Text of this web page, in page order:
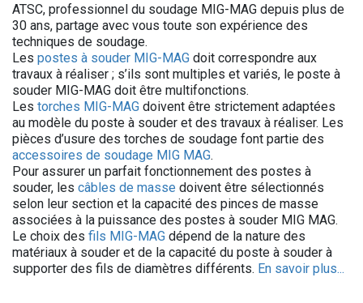
ATSC, professionnel du soudage MIG-MAG depuis plus de
30 ans, partage avec vous toute son expérience des
techniques de soudage.
Les postes à souder MIG-MAG doit correspondre aux
travaux à réaliser ; s’ils sont multiples et variés, le poste à
souder MIG-MAG doit être multifonctions.
Les torches MIG-MAG doivent être strictement adaptées
au modèle du poste à souder et des travaux à réaliser. Les
pièces d’usure des torches de soudage font partie des
accessoires de soudage MIG MAG.
Pour assurer un parfait fonctionnement des postes à
souder, les câbles de masse doivent être sélectionnés
selon leur section et la capacité des pinces de masse
associées à la puissance des postes à souder MIG MAG.
Le choix des fils MIG-MAG dépend de la nature des
matériaux à souder et de la capacité du poste à souder à
supporter des fils de diamètres différents. En savoir plus...